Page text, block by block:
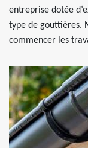
entreprise dotée
type de gouttières.
commencer les